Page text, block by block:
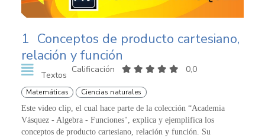
1 Conceptos de producto cartesiano,
relación y función
Textos
Calificación 0,0
Matemáticas Ciencias naturales
Este video clip, el cual hace parte de la colección “Academia
Vásquez - Algebra - Funciones", explica y ejemplifica los
conceptos de producto cartesiano, relación y función. Su